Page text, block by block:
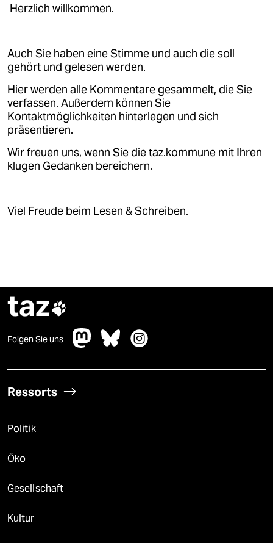
Herzlich willkommen.
Auch Sie haben eine Stimme und auch die soll
gehört und gelesen werden.
Hier werden alle Kommentare gesammelt, die Sie
verfassen. Außerdem können Sie
Kontaktmöglichkeiten hinterlegen und sich
präsentieren.
Wir freuen uns, wenn Sie die taz.kommune mit Ihren
klugen Gedanken bereichern.
Viel Freude beim Lesen & Schreiben.
taz
Folgen Sie uns
Ressorts
Politik
Öko
Gesellschaft
Kultur